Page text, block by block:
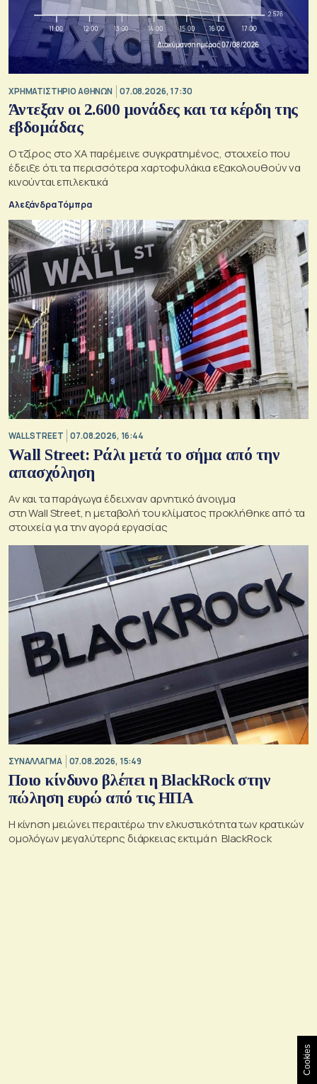
XΡΗΜΑΤΙΣΤΗΡΙΟ ΑΘΗΝΩΝ 07.08.2026, 17:30
Άντεξαν οι 2.600 μονάδες και τα κέρδη της
εβδομάδας
Ο τζίρος στο ΧΑ παρέμεινε συγκρατημένος, στοιχείο που
έδειξε ότι τα περισσότερα χαρτοφυλάκια εξακολουθούν να
κινούνται επιλεκτικά
Αλεξάνδρα Τόμπρα
WALL STREET 07.08.2026, 16:44
Wall Street: Ράλι μετά το σήμα από την
απασχόληση
Αν και τα παράγωγα έδειχναν αρνητικό άνοιγμα
στη Wall Street, η μεταβολή του κλίματος προκλήθηκε από τα
στοιχεία για την αγορά εργασίας
ΣΥΝΑΛΛΑΓΜΑ 07.08.2026, 15:49
Ποιο κίνδυνο βλέπει η BlackRock στην
πώληση ευρώ από τις ΗΠΑ
Η κίνηση μειώνει περαιτέρω την ελκυστικότητα των κρατικών
ομολόγων μεγαλύτερης διάρκειας εκτιμά η BlackRock
Cookies